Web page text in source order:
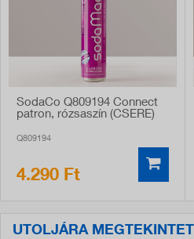
SodaCo Q809194 Connect
patron, rózsaszín (CSERE)
Q809194
4.290 Ft
UTOLJÁRA